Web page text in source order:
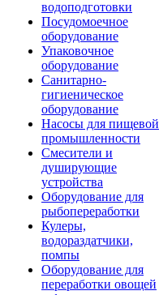
водоподготовки
Посудомоечное
оборудование
Упаковочное
оборудование
Санитарно-
гигиеническое
оборудование
Насосы для пищевой
промышленности
Смесители и
душирующие
устройства
Оборудование для
рыбопереработки
Кулеры,
водораздатчики,
помпы
Оборудование для
переработки овощей